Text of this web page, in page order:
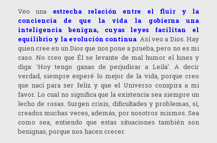
Veo una estrecha relación entre el fluir y la
conciencia de que la vida la gobierna una
inteligencia benigna, cuyas leyes facilitan el
equilibrio y la evolución continua. Así veo a Dios. Hay
quien cree en un Dios que nos pone a prueba, pero no es mi
caso. No creo que Él se levante de mal humor el lunes y
diga: ‘Hoy tengo ganas de perjudicar a Leila’. A decir
verdad, siempre esperé lo mejor de la vida, porque creo
que nací para ser feliz y que el Universo conspira a mi
favor. Lo cual no significa que la existencia sea siempre un
lecho de rosas. Surgen crisis, dificultades y problemas, sí,
creados muchas veces, además, por nosotros mismos. Sea
como sea, entiendo que estas situaciones también son
benignas, porque nos hacen crecer.